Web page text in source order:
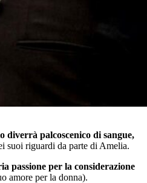
diverrà palcoscenico di sangue,
suoi riguardi da parte di Amelia.
passione per la considerazione
amore per la donna).